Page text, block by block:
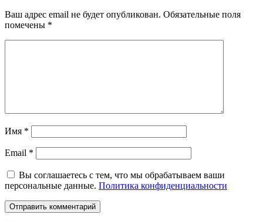
Ваш адрес email не будет опубликован. Обязательные поля
помечены *
Имя *
Email *
Вы соглашаетесь с тем, что мы обрабатываем ваши
персональные данные. Политика конфиденциальности